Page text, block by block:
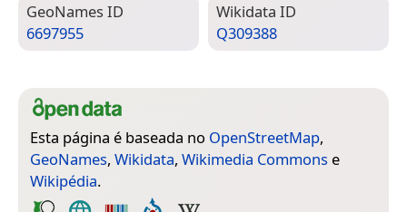
Geo­Names ID
6697955
Wiki­data ID
Q309388
Esta página é baseada no OpenStreetMap,
GeoNames, Wikidata, Wikimedia Commons e
Wikipédia.